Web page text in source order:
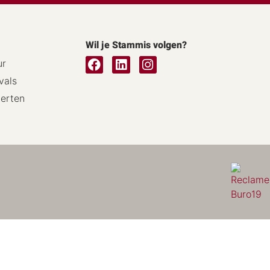
Wil je Stammis volgen?